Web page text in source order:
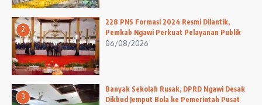
2
228 PNS Formasi 2024 Resmi Dilantik,
Pemkab Ngawi Perkuat Pelayanan Publik
06/08/2026
3
Banyak Sekolah Rusak, DPRD Ngawi Desak
Dikbud Jemput Bola ke Pemerintah Pusat